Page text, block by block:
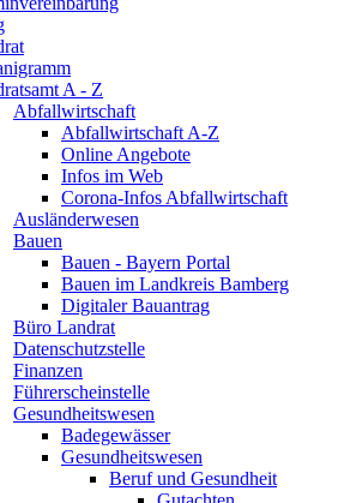
A - Z
Abfallwirtschaft
Abfallwirtschaft A-Z
Online Angebote
Infos im Web
Corona-Infos Abfallwirtschaft
Ausländerwesen
Bauen
Bauen - Bayern Portal
Bauen im Landkreis Bamberg
Digitaler Bauantrag
Büro Landrat
Datenschutzstelle
Finanzen
Führerscheinstelle
Gesundheitswesen
Badegewässer
Gesundheitswesen
Beruf und Gesundheit